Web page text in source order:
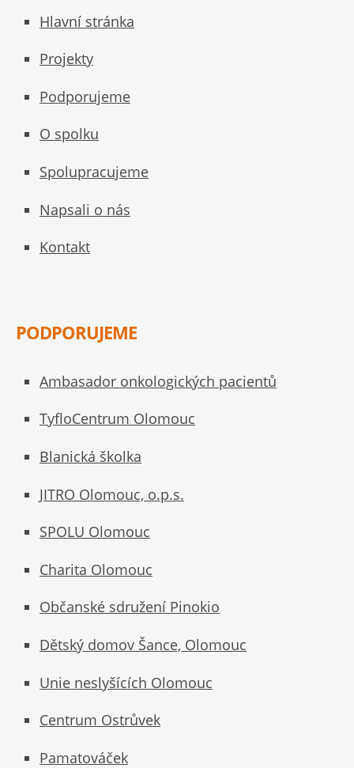
Hlavní stránka
Projekty
Podporujeme
O spolku
Spolupracujeme
Napsali o nás
Kontakt
PODPORUJEME
Ambasador onkologických pacientů
TyfloCentrum Olomouc
Blanická školka
JITRO Olomouc, o.p.s.
SPOLU Olomouc
Charita Olomouc
Občanské sdružení Pinokio
Dětský domov Šance, Olomouc
Unie neslyšících Olomouc
Centrum Ostrůvek
Pamatováček